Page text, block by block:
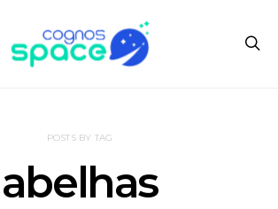
POSTS BY TAG
abelhas